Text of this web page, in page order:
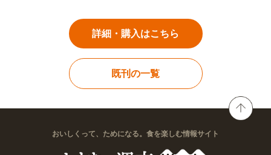
詳細・購入はこちら
既刊の一覧
おいしくって、ためになる。食を楽しむ情報サイト